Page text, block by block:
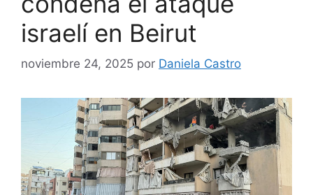
israelí en Beirut
noviembre 24, 2025 por Daniela Castro